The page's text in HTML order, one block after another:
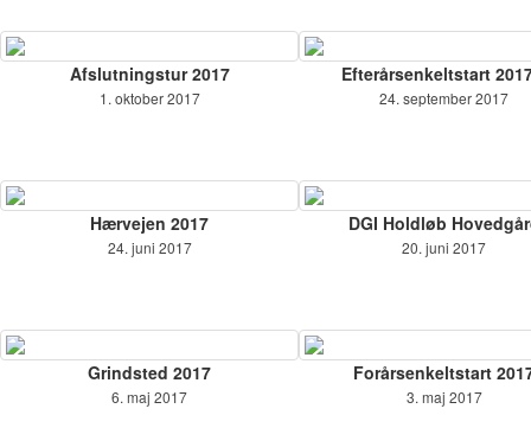
Afslutningstur 2017
1. oktober 2017
Efterårsenkeltstart
24. september 2017
Hærvejen 2017
24. juni 2017
DGI Holdløb
20. juni 2017
Grindsted 2017
6. maj 2017
Forårsenkeltstart
3. maj 2017